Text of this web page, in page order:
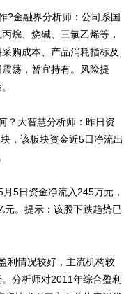
?金融界分析师：公司系国
烷、烧碱、三氯乙烯等，
购成本、产品消耗指标及
荡，暂宜持有。风险提
？大智慧分析师：昨日资
，该板块资金近5日净流出
5日资金净流入245万元，
元。提示：该股下跌趋势已
利情况较好，主流机构较
分析师对2011年综合盈利